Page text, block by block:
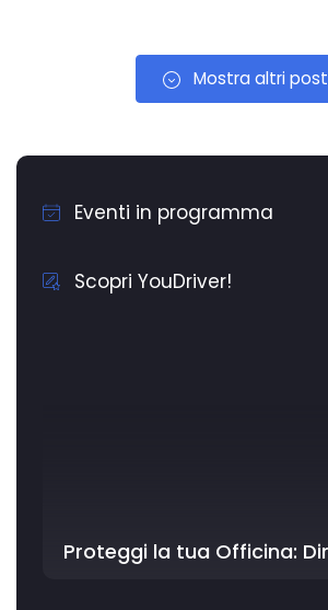
Mostra altri post
Eventi in programma
Scopri YouDriver!